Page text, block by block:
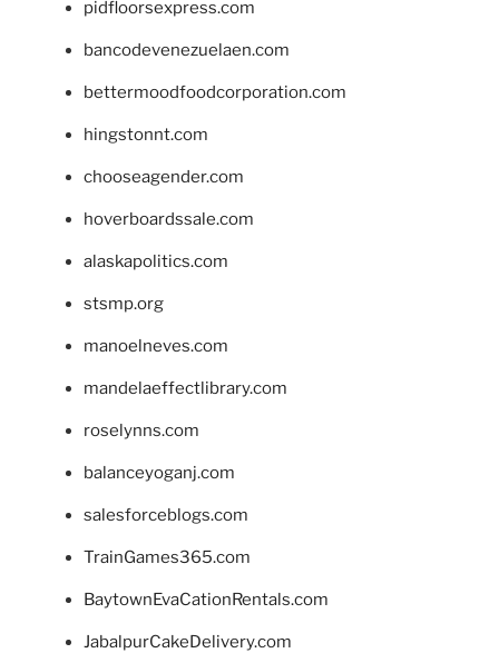
pidfloorsexpress.com
bancodevenezuelaen.com
bettermoodfoodcorporation.com
hingstonnt.com
chooseagender.com
hoverboardssale.com
alaskapolitics.com
stsmp.org
manoelneves.com
mandelaeffectlibrary.com
roselynns.com
balanceyoganj.com
salesforceblogs.com
TrainGames365.com
BaytownEvaCationRentals.com
JabalpurCakeDelivery.com